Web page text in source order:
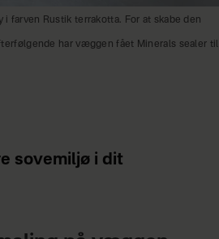
farven Rustik terrakotta. For at skabe den
har væggen fået Minerals sealer til
sovemiljø i dit